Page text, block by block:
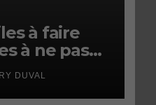
à faire
à ne pas
DUVAL